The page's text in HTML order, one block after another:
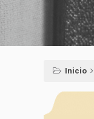
Inicio